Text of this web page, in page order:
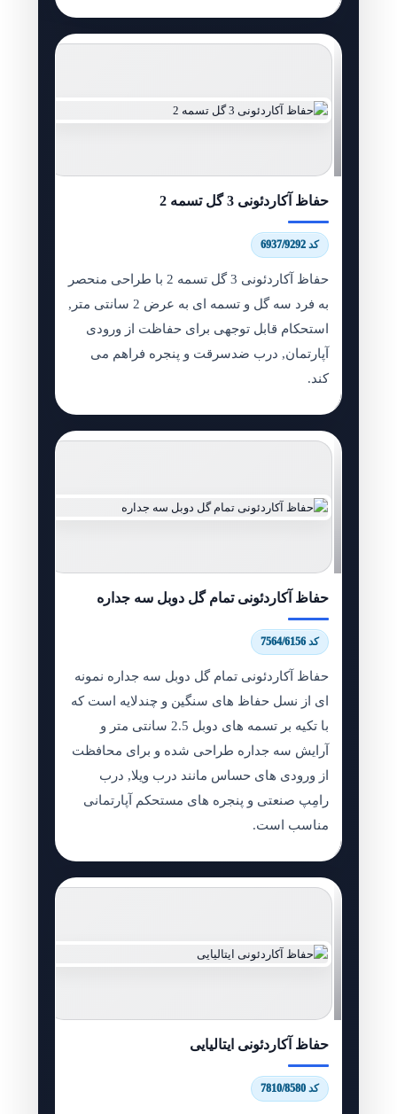
حفاظ آکاردئونی 3 گل تسمه 2
کد 6937/9292
حفاظ آکاردئونی 3 گل تسمه 2 با طراحی منحصر
به فرد سه گل و تسمه ای به عرض 2 سانتی متر,
استحکام قابل توجهی برای حفاظت از ورودی
آپارتمان, درب ضدسرقت و پنجره فراهم می
کند.
حفاظ آکاردئونی تمام گل دوبل سه جداره
کد 7564/6156
حفاظ آکاردئونی تمام گل دوبل سه جداره نمونه
ای از نسل حفاظ های سنگین و چندلایه است که
با تکیه بر تسمه های دوبل 2.5 سانتی متر و
آرایش سه جداره طراحی شده و برای محافظت
از ورودی های حساس مانند درب ویلا, درب
رامِپ صنعتی و پنجره های مستحکم آپارتمانی
مناسب است.
حفاظ آکاردئونی ایتالیایی
کد 7810/8580